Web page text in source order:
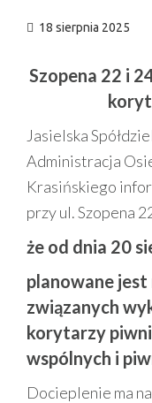
18 sierpnia 2025
Szopena 22 i
Jasielska
Administracja
Krasińskiego
przy ul. Szopena
że od dnia 20
planowane
związanych
korytarzy
wspólnych i
Docieplenie ma